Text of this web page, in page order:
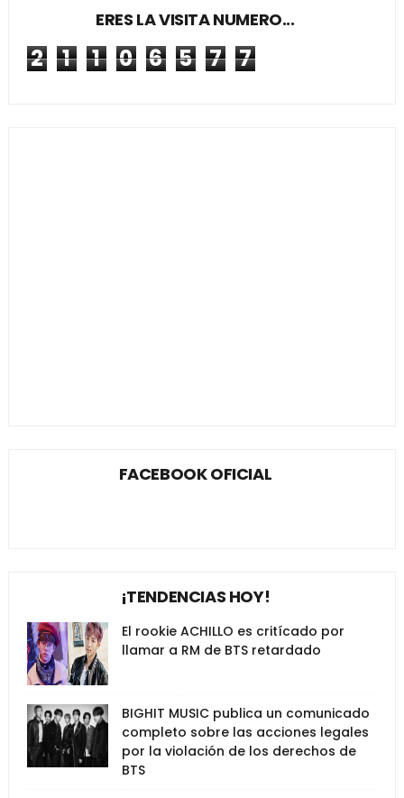
ERES LA VISITA NUMERO...
2 1 1 0 6 5 7 7
FACEBOOK OFICIAL
¡TENDENCIAS HOY!
El rookie ACHILLO es critícado por
llamar a RM de BTS retardado
BIGHIT MUSIC publica un comunicado
completo sobre las acciones legales
por la violación de los derechos de
BTS